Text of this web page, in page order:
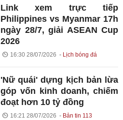
Link xem trực tiếp
Philippines vs Myanmar 17h
ngày 28/7, giải ASEAN Cup
2026
16:30 28/07/2026 Lịch bóng đá
'Nữ quái' dựng kịch bản lừa
góp vốn kinh doanh, chiếm
đoạt hơn 10 tỷ đồng
16:21 28/07/2026 Bản tin 113